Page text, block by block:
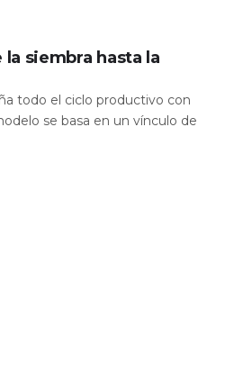
siembra hasta la
todo el ciclo productivo con
se basa en un vínculo de